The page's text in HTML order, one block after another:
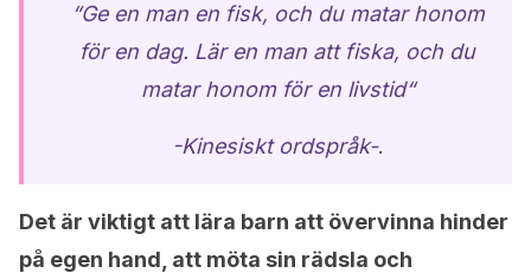
“Ge en man en fisk, och du matar honom
för en dag. Lär en man att fiska, och du
matar honom för en livstid“
-Kinesiskt ordspråk-.
Det är viktigt att lära barn att övervinna hinder
på egen hand, att möta sin rädsla och